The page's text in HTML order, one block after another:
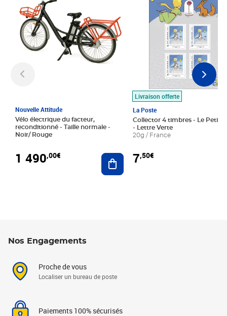
Nouvelle Attitude
Vélo électrique du facteur,
reconditionné - Taille normale -
Noir/ Rouge
1 490,00€ Ajouter au panier
Livraison offerte
La Poste
Collector 4 timbres - Le Petit
- Lettre Verte
20g / France
7,50€
Nos Engagements
Proche de vous
Localiser un bureau de poste
Paiements 100% sécurisés